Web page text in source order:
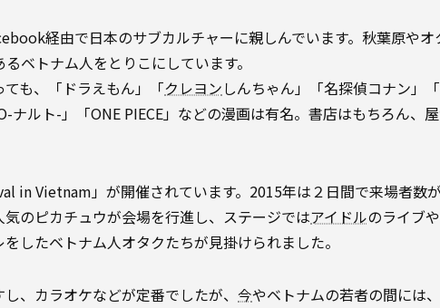
経由で日本のサブカルチャーに親しんでいます。秋葉原やオ
ベトナム人をとりこにしています。
も、「ドラえもん」「クレヨンしんちゃん」「名探偵コナン」
ナルト-」「ONE PIECE」などの漫画は有名。書店はもちろん、
in Vietnam」が開催されています。2015年は２日間で来場者数
のピカチュウが会場を行進し、ステージではアイドルのライブ
したベトナム人オタクたちが見掛けられました。
、カラオケなどが定番でしたが、 今やベトナムの若者の間には